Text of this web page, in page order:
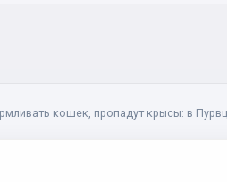
кошек, пропадут крысы: в